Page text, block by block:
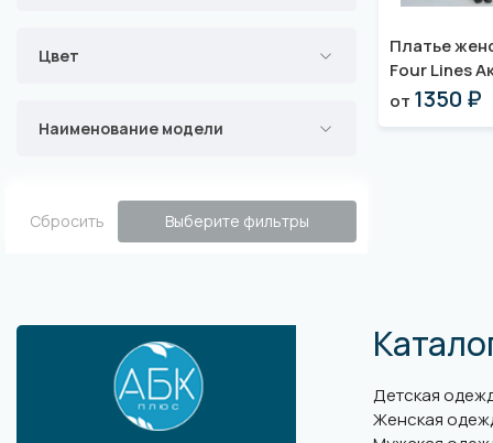
Цвет
Наименование модели
Сбросить Выберите фильтры
Платье
Four Lines
от 1350 ₽
Детская
Женская